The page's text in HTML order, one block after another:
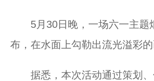
5月30日晚，一场六一主题
布，在水面上勾勒出流光溢彩
据悉，本次活动通过策划、